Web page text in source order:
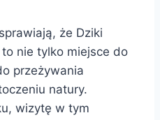
że Dziki
nie tylko miejsce do
przeżywania
natury.
wizytę w tym